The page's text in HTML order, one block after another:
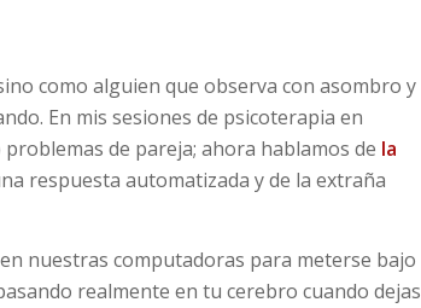
como alguien que observa con asombro y
En mis sesiones de psicoterapia en
de pareja; ahora hablamos de la
respuesta automatizada y de la extraña
nuestras computadoras para meterse bajo
realmente en tu cerebro cuando dejas